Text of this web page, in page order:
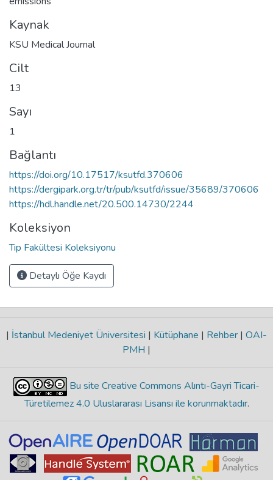
Kaynak
KSU Medical Journal
Cilt
13
Sayı
1
Bağlantı
https://doi.org/10.17517/ksutfd.370606
https://dergipark.org.tr/tr/pub/ksutfd/issue/35689/370606
https://hdl.handle.net/20.500.14730/2244
Koleksiyon
Tıp Fakültesi Koleksiyonu
Detaylı Öğe Kaydı
| İstanbul Medeniyet Üniversitesi | Kütüphane | Rehber | OAI-
PMH |
Bu site Creative Commons Alıntı-Gayri Ticari-
Türetilemez 4.0 Uluslararası Lisansı ile korunmaktadır.